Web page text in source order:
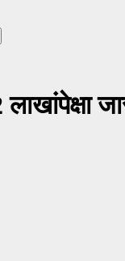
लाखांपेक्षा